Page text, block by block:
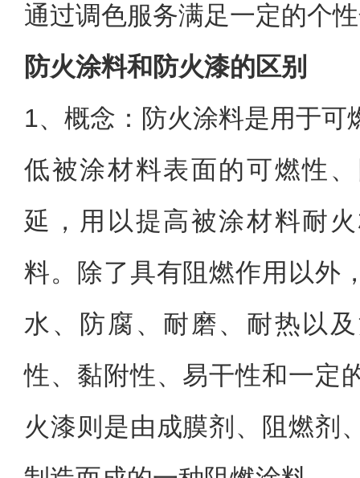
通过调色服务满足一定的个
防火涂料和防火漆的区别
1、 概念：防火涂料是用于可
低被涂材料表面的可燃性
延，用以提高被涂材料耐
料。除了具有阻燃作用以外
水、防腐、耐磨、耐热以
性、黏附性、易干性和一定
火漆则是由成膜剂、阻燃剂